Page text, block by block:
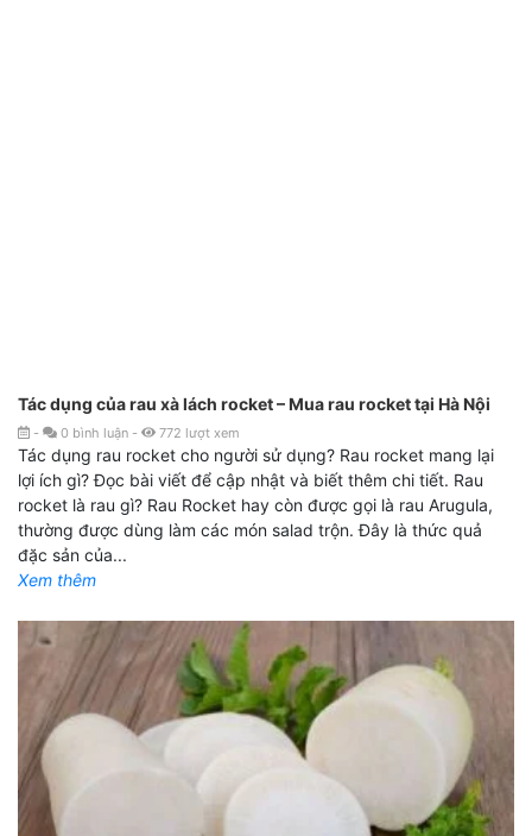
Tác dụng của rau xà lách rocket – Mua rau rocket tại Hà Nội
- 0 bình luận - 772 lượt xem
Tác dụng rau rocket cho người sử dụng? Rau rocket mang lại
lợi ích gì? Đọc bài viết để cập nhật và biết thêm chi tiết. Rau
rocket là rau gì? Rau Rocket hay còn được gọi là rau Arugula,
thường được dùng làm các món salad trộn. Đây là thức quả
đặc sản của...
Xem thêm